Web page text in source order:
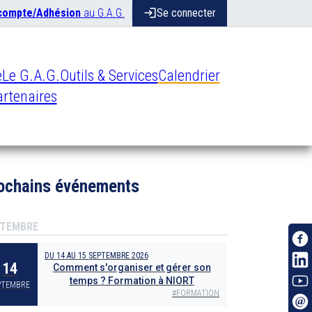
Adhésion au G.A.G. loginSe connecter
Le G.A.G.Outils & ServicesCalendrier
événements
14
DU 14AU 15 SEPTEMBRE 2026
Comment s'organiser et gérer son
temps ? Formation à NIORT
#FORMATION